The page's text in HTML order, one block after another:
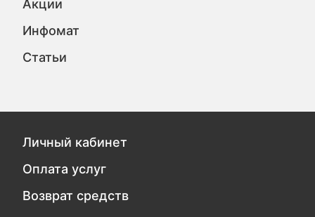
Акции
Инфомат
Статьи
Личный кабинет
Оплата услуг
Возврат средств